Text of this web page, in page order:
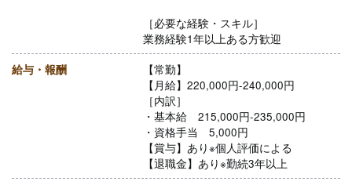
［必要な経験・スキル］
業務経験1年以上ある方歓迎
給与・報酬
【常勤】
【月給】220,000円-240,000円
［内訳］
・基本給 215,000円-235,000円
・資格手当 5,000円
【賞与】あり※個人評価による
【退職金】あり※勤続3年以上